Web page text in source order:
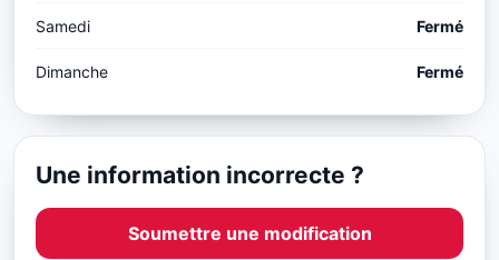
Samedi Fermé
Dimanche Fermé
Une information incorrecte ?
Soumettre une modification